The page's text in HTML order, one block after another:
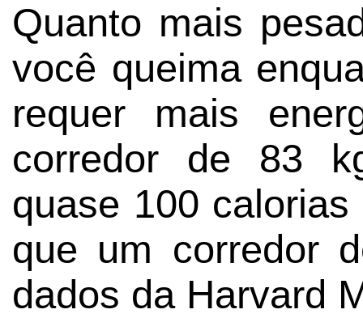
Quanto mais
você queima
requer mais
corredor de 83
quase 100
que um corredor
dados da Harvard